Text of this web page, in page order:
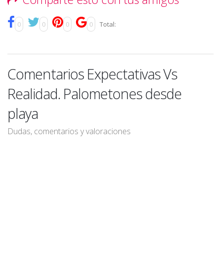
0 0 0 0 Total:
Comentarios Expectativas Vs
Realidad. Palometones desde
playa
Dudas, comentarios y valoraciones